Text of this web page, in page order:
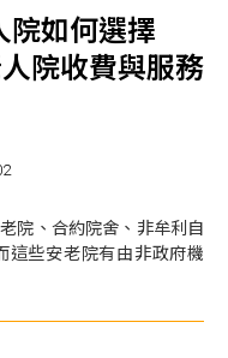
院如何選擇
院收費與服務
院、合約院舍、非牟利自
這些安老院有由非政府機